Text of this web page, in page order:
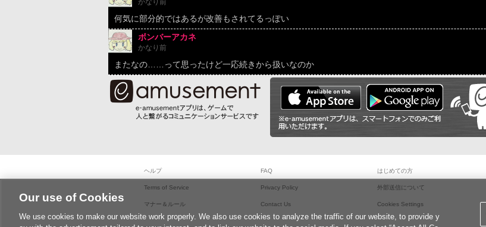
かなり前
何気に部分的ではあるが改善もされてるっぽい
ボンバーアカネ
かなり前
またなの……って思ったけど一応続きから扱いなのか
ヘルプ FAQ はじめての方
Terms of Service Privacy Policy 外部送信について
マナー＆ルール Contact Us Cookies Settings
Our use of Cookies
We use cookies to make our website work properly. We also use cookies to analyze the traffic of our website, to provide y